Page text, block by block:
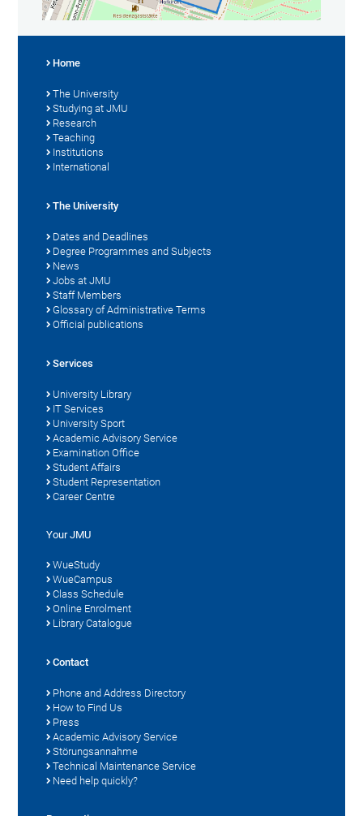
Home
The University
Studying at JMU
Research
Teaching
Institutions
International
The University
Dates and Deadlines
Degree Programmes and Subjects
News
Jobs at JMU
Staff Members
Glossary of Administrative Terms
Official publications
Services
University Library
IT Services
University Sport
Academic Advisory Service
Examination Office
Student Affairs
Student Representation
Career Centre
Your JMU
WueStudy
WueCampus
Class Schedule
Online Enrolment
Library Catalogue
Contact
Phone and Address Directory
How to Find Us
Press
Academic Advisory Service
Störungsannahme
Technical Maintenance Service
Need help quickly?